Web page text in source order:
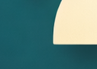
calidad, aplique un
sutiles o